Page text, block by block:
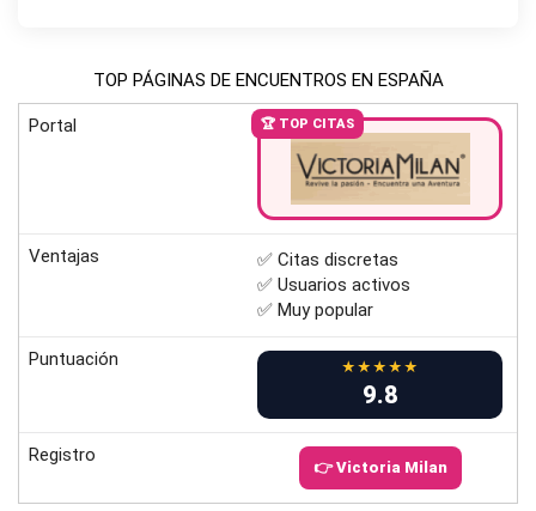
TOP PÁGINAS DE ENCUENTROS EN ESPAÑA
Portal 🏆 TOP CITAS
Ventajas
✅ Citas discretas
✅ Usuarios activos
✅ Muy popular
Puntuación ★★★★★
9.8
Registro
👉 Victoria Milan